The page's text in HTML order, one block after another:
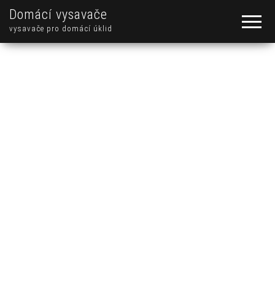
Domácí vysavače
vysavače pro domácí úklid